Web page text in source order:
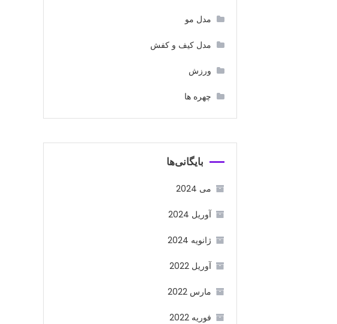
مدل مو
مدل کیف و کفش
ورزش
چهره ها
بایگانی‌ها
می 2024
آوریل 2024
ژانویه 2024
آوریل 2022
مارس 2022
فوریه 2022